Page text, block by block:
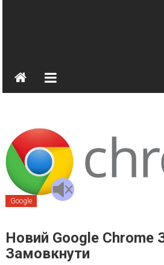
Google
Новий Google Chrome
Замовкнути